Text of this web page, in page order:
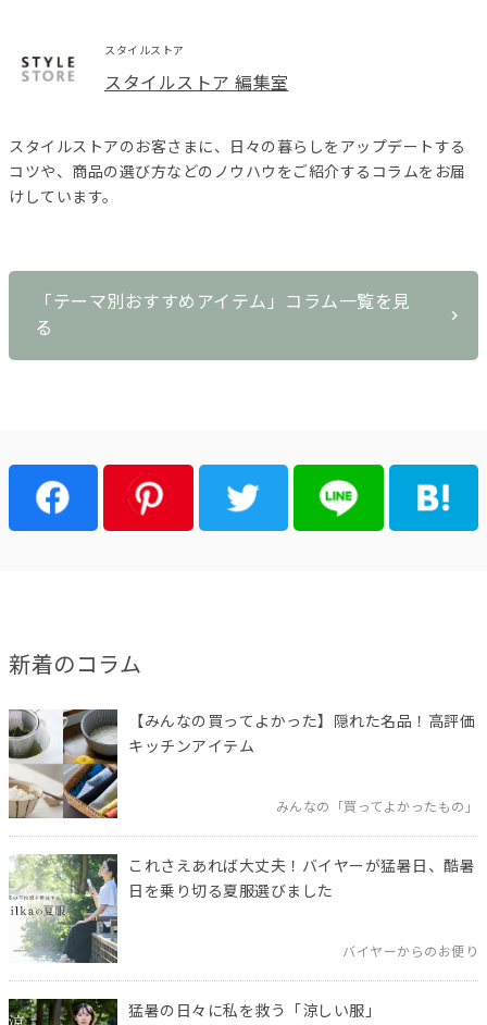
スタイルストア
スタイルストア 編集室
スタイルストアのお客さまに、日々の暮らしをアップデートする
コツや、商品の選び方などのノウハウをご紹介するコラムをお届
けしています。
「テーマ別おすすめアイテム」コラム一覧を見
る
新着のコラム
【みんなの買ってよかった】隠れた名品！高評価
キッチンアイテム
みんなの「買ってよかったもの」
これさえあれば大丈夫！バイヤーが猛暑日、酷暑
日を乗り切る夏服選びました
バイヤーからのお便り
猛暑の日々に私を救う「涼しい服」